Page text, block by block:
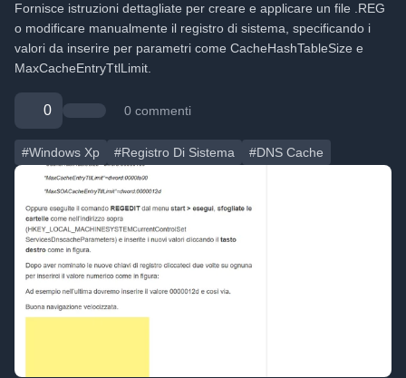
Fornisce istruzioni dettagliate per creare e applicare un file .REG
o modificare manualmente il registro di sistema, specificando i
valori da inserire per parametri come CacheHashTableSize e
MaxCacheEntryTtlLimit.
0 0 commenti
#Windows Xp #Registro Di Sistema #DNS Cache